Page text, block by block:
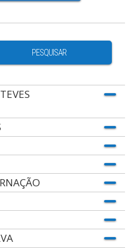
PESQUISAR